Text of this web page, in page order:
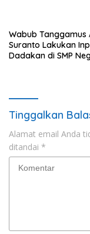
Wabub Tanggamus
Suranto Lakukan
Dadakan di SMP
Tinggalkan
Alamat email Anda
ditandai *